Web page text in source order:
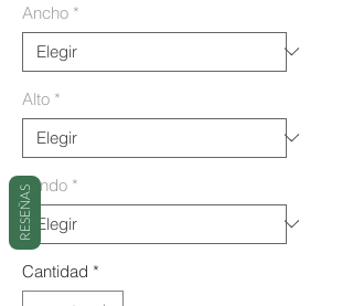
Ancho *
Alto *
Fondo *
Cantidad *
RESEÑAS